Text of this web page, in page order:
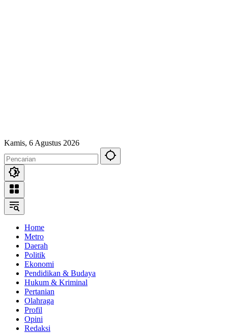
Kamis, 6 Agustus 2026
Home
Metro
Daerah
Politik
Ekonomi
Pendidikan & Budaya
Hukum & Kriminal
Pertanian
Olahraga
Profil
Opini
Redaksi